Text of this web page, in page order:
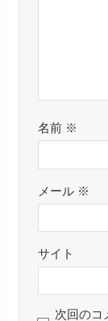
名前 ※
メール ※
サイト
次回のコ